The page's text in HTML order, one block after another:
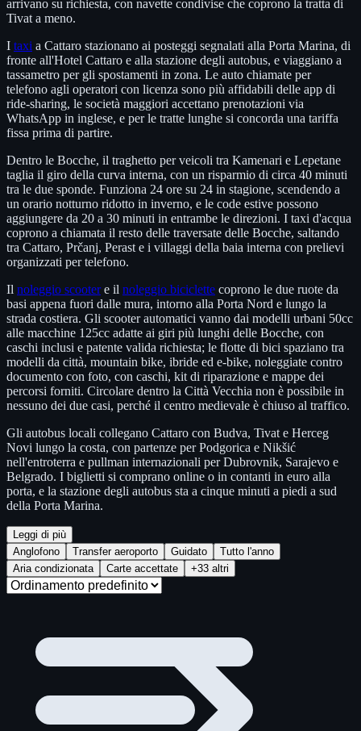
arrivano su richiesta, con navette condivise che coprono la tratta di
Tivat a meno.
I taxi a Cattaro stazionano ai posteggi segnalati alla Porta Marina, di
fronte all'Hotel Cattaro e alla stazione degli autobus, e viaggiano a
tassametro per gli spostamenti in zona. Le auto chiamate per
telefono agli operatori con licenza sono più affidabili delle app di
ride-sharing, le società maggiori accettano prenotazioni via
WhatsApp in inglese, e per le tratte lunghe si concorda una tariffa
fissa prima di partire.
Dentro le Bocche, il traghetto per veicoli tra Kamenari e Lepetane
taglia il giro della curva interna, con un risparmio di circa 40 minuti
tra le due sponde. Funziona 24 ore su 24 in stagione, scendendo a
un orario notturno ridotto in inverno, e le code estive possono
aggiungere da 20 a 30 minuti in entrambe le direzioni. I taxi d'acqua
coprono a chiamata il resto delle traversate delle Bocche, saltando
tra Cattaro, Prčanj, Perast e i villaggi della baia interna con prelievi
organizzati per telefono.
Il noleggio scootere il noleggio biciclette coprono le due ruote da
basi appena fuori dalle mura, intorno alla Porta Nord e lungo la
strada costiera. Gli scooter automatici vanno dai modelli urbani 50cc
alle macchine 125cc adatte ai giri più lunghi delle Bocche, con
caschi inclusi e patente valida richiesta; le flotte di bici spaziano tra
modelli da città, mountain bike, ibride ed e-bike, noleggiate contro
documento con foto, con caschi, kit di riparazione e mappe dei
percorsi forniti. Circolare dentro la Città Vecchia non è possibile in
nessuno dei due casi, perché il centro medievale è chiuso al traffico.
Gli autobus locali collegano Cattaro con Budva, Tivat e Herceg
Novi lungo la costa, con partenze per Podgorica e Nikšić
nell'entroterra e pullman internazionali per Dubrovnik, Sarajevo e
Belgrado. I biglietti si comprano online o in contanti in euro alla
porta, e la stazione degli autobus sta a cinque minuti a piedi a sud
della Porta Marina.
Leggi di più
Anglofono
Transfer aeroporto Guidato
Tutto l'anno
Aria condizionata
Carte accettate +33 altri